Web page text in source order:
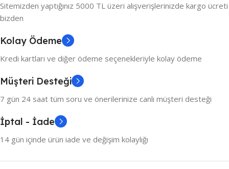
Sitemizden yaptığınız 5000 TL üzeri alışverişlerinizde kargo ücreti
bizden
Kolay Ödeme
Kredi kartları ve diğer ödeme seçenekleriyle kolay ödeme
Müşteri Desteği
7 gün 24 saat tüm soru ve önerilerinize canlı müşteri desteği
İptal - İade
14 gün içinde ürün iade ve değişim kolaylığı